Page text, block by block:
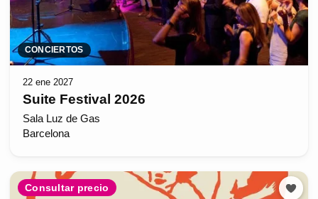
CONCIERTOS
22 ene 2027
Suite Festival 2026
Sala Luz de Gas
Barcelona
Consultar precio